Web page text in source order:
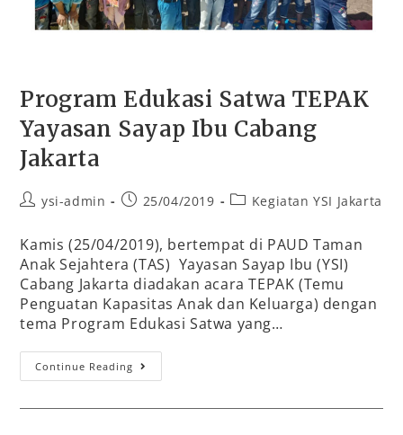
Program Edukasi Satwa TEPAK
Yayasan Sayap Ibu Cabang
Jakarta
ysi-admin 25/04/2019 Kegiatan YSI Jakarta
Kamis (25/04/2019), bertempat di PAUD Taman
Anak Sejahtera (TAS) Yayasan Sayap Ibu (YSI)
Cabang Jakarta diadakan acara TEPAK (Temu
Penguatan Kapasitas Anak dan Keluarga) dengan
tema Program Edukasi Satwa yang…
Continue Reading